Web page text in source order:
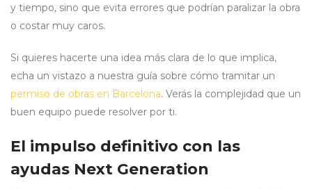
y tiempo, sino que evita errores que podrían paralizar la obra
o costar muy caros.
Si quieres hacerte una idea más clara de lo que implica,
echa un vistazo a nuestra guía sobre cómo tramitar un
permiso de obras en Barcelona. Verás la complejidad que un
buen equipo puede resolver por ti.
El impulso definitivo con las
ayudas Next Generation